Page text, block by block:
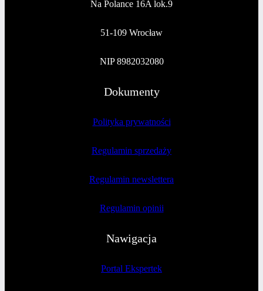
Na Polance 16A lok.9
51-109 Wrocław
NIP 8982032080
Dokumenty
Polityka prywatności
Regulamin sprzedaży
Regulamin newslettera
Regulamin opinii
Nawigacja
Portal Ekspertek